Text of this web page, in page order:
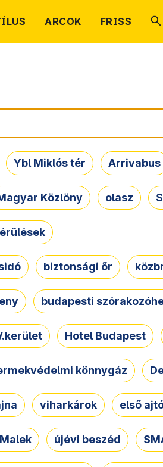
ARCOK FRISS
Ybl Miklós tér Arrivabus
Közlöny olasz
biztonsági őr
budapesti
Hotel Budapest
könnygáz
viharkárok első
újévi beszéd